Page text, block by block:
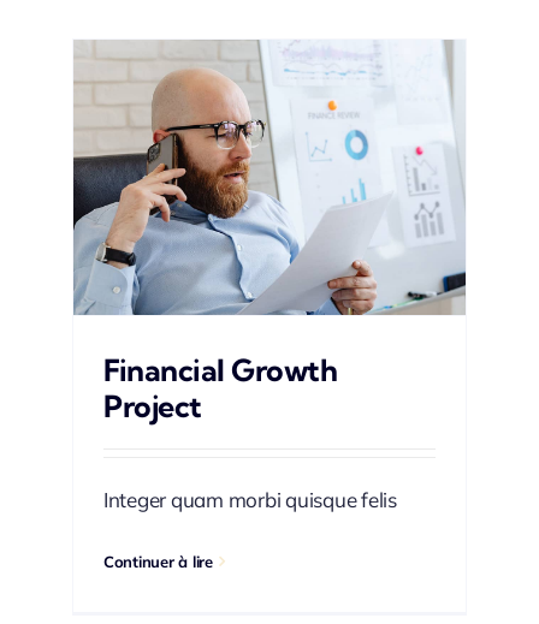
Financial Growth
Project
Integer quam morbi quisque felis
Continuer à lire